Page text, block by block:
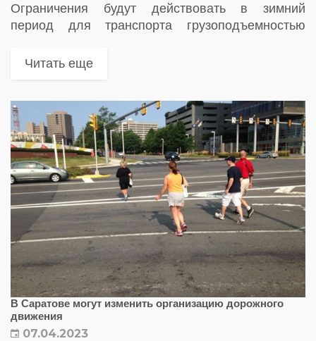
Ограничения будут действовать в зимний
период для транспорта грузоподъемностью
Читать еще
В Саратове могут изменить организацию дорожного
движения
07.04.2023